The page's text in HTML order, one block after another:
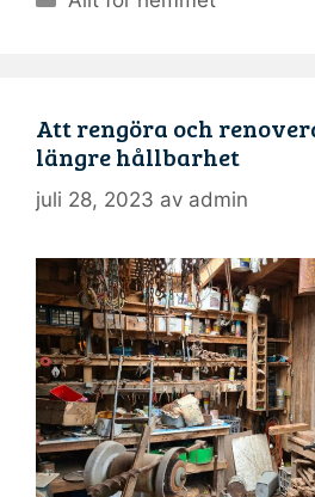
Att rengöra och
längre hållbarhet
juli 28, 2023 av admin